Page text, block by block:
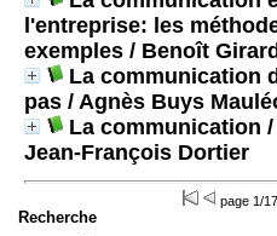
l'entreprise: les
exemples / Benoît
La communication
pas / Agnès Buys
La communication
Jean-François Dortier
page 1/
Recherche